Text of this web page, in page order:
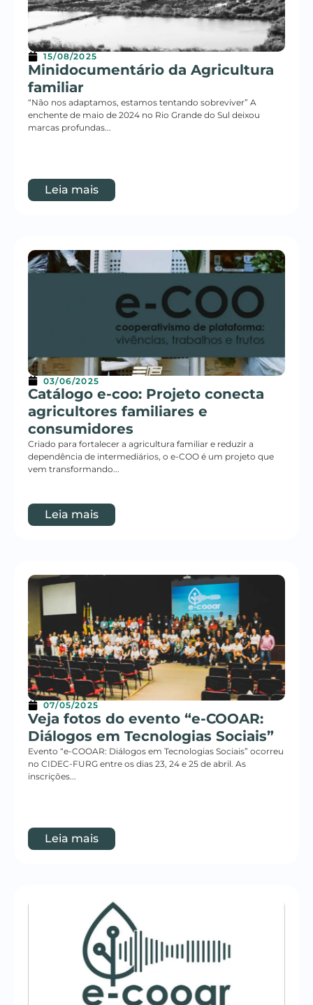
15/08/2025
Minidocumentário da Agricultura
familiar
“Não nos adaptamos, estamos tentando sobreviver” A
enchente de maio de 2024 no Rio Grande do Sul deixou
marcas profundas...
Leia mais
03/06/2025
Catálogo e-coo: Projeto conecta
agricultores familiares e
consumidores
Criado para fortalecer a agricultura familiar e reduzir a
dependência de intermediários, o e-COO é um projeto que
vem transformando...
Leia mais
07/05/2025
Veja fotos do evento “e-COOAR:
Diálogos em Tecnologias Sociais”
Evento “e-COOAR: Diálogos em Tecnologias Sociais” ocorreu
no CIDEC-FURG entre os dias 23, 24 e 25 de abril. As
inscrições...
Leia mais